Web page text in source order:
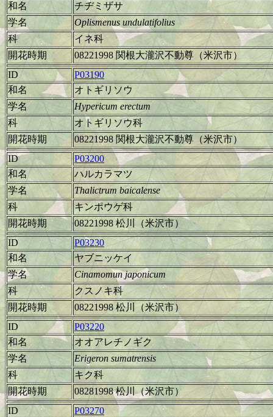
和名
チヂミザサ
学名
Oplismenus undulatifolius
科
イネ科
開花時期
08221998 関根大瀧沢不動尊（米沢市）
ID
P03190
和名
オトギリソウ
学名
Hypericum erectum
科
オトギリソウ科
開花時期
08221998 関根大瀧沢不動尊（米沢市）
ID
P03200
和名
ハルカラマツ
学名
Thalictrum baicalense
科
キンポウゲ科
開花時期
08221998 松川（米沢市）
ID
P03230
和名
ヤブニッケイ
学名
Cinamomun japonicum
科
クスノキ科
開花時期
08221998 松川（米沢市）
ID
P03220
和名
オオアレチノギク
学名
Erigeron sumatrensis
科
キク科
開花時期
08281998 松川（米沢市）
ID
P03270